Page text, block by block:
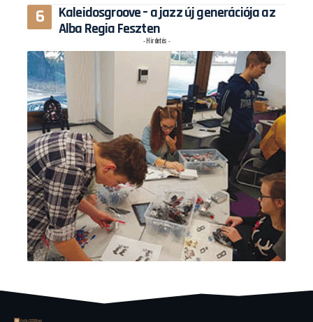
Kaleidosgroove – a jazz új generációja az
Alba Regia Feszten
- Hirdetés -